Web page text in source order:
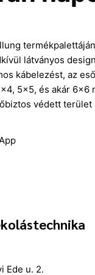
látványos
kábelezést, az
5×5, és akár
védett terület
Ede u. 2.